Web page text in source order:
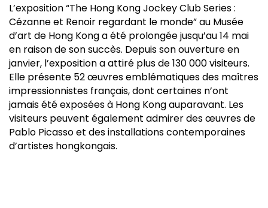
L’exposition “The Hong Kong Jockey Club Series :
Cézanne et Renoir regardant le monde” au Musée
d’art de Hong Kong a été prolongée jusqu’au 14 mai
en raison de son succès. Depuis son ouverture en
janvier, l’exposition a attiré plus de 130 000 visiteurs.
Elle présente 52 œuvres emblématiques des maîtres
impressionnistes français, dont certaines n’ont
jamais été exposées à Hong Kong auparavant. Les
visiteurs peuvent également admirer des œuvres de
Pablo Picasso et des installations contemporaines
d’artistes hongkongais.